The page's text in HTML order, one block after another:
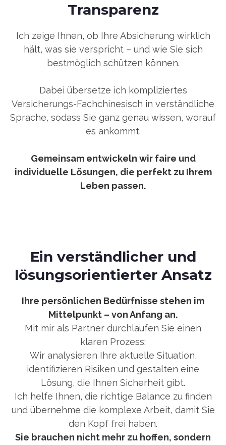
Transparenz
Ich zeige Ihnen, ob Ihre Absicherung wirklich
hält, was sie verspricht – und wie Sie sich
bestmöglich schützen können.
Dabei übersetze ich kompliziertes
Versicherungs-Fachchinesisch in verständliche
Sprache, sodass Sie ganz genau wissen, worauf
es ankommt.
Gemeinsam entwickeln wir faire und
individuelle Lösungen, die perfekt zu Ihrem
Leben passen.
Ein verständlicher und
lösungsorientierter Ansatz
Ihre persönlichen Bedürfnisse stehen im
Mittelpunkt – von Anfang an.
Mit mir als Partner durchlaufen Sie einen
klaren Prozess:
Wir analysieren Ihre aktuelle Situation,
identifizieren Risiken und gestalten eine
Lösung, die Ihnen Sicherheit gibt.
Ich helfe Ihnen, die richtige Balance zu finden
und übernehme die komplexe Arbeit, damit Sie
den Kopf frei haben.
Sie brauchen nicht mehr zu hoffen, sondern